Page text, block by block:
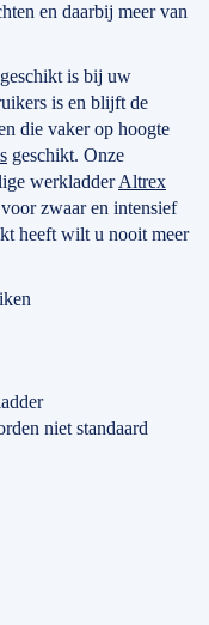
en daarbij meer van
is bij uw
is en blijft de
die vaker op hoogte
geschikt. Onze
werkladderAltrex
zwaar en intensief
heeft wilt u nooit meer
niet standaard